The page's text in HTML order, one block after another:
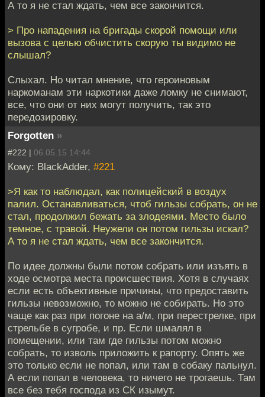
А то я не стал ждать, чем все закончится.
> Про нападения на бригады скорой помощи или
вызова с целью обчистить скорую ты видимо не
слышал?
Слыхал. Но читал мнение, что героиновым
наркоманам эти наркотики даже ломку не снимают,
все, что они от них могут получить, так это
передозировку.
Forgotten »
#222 | 06.05.15 14:44
Кому: BlackAdder, #221
>Я как то наблюдал, как полицейский в воздух
палил. Останавливаться, чтоб гильзы собрать, он не
стал, продолжил бежать за злодеями. Место было
темное, с травой. Неужели он потом гильзы искал?
А то я не стал ждать, чем все закончится.
По идее должны были потом собрать или изъять в
ходе осмотра места происшествия. Хотя в случаях
если есть объективные причины, что предоставить
гильзы невозможно, то можно не собирать. Но это
чаще как раз при погоне на а/м, при перестрелке, при
стрельбе в сугробе, и пр. Если шмалял в
помещении, или там где гильзы потом можно
собрать, то изволь приложить к рапорту. Опять же
это только если не попал, или там в собаку пальнул.
А если попал в человека, то ничего не трогаешь. Там
все без тебя господа из СК изымут.